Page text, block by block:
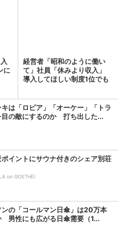
に
経営者「昭和のように働い
て」社員「休みより収入」
導入してほしい制度1位でも
は「ロピア」「オーケー」「トラ
目の敵にするのか 打ち出した...
イントにサウナ付きのシェア別荘
on GOETHE)
の「コールマン日傘」は20万本
男性にも広がる日傘需要（1...